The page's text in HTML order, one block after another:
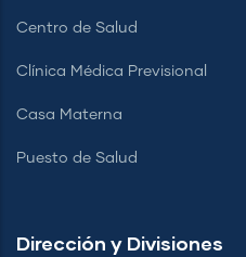
Centro de Salud
Clínica Médica Previsional
Casa Materna
Puesto de Salud
Dirección y Divisiones